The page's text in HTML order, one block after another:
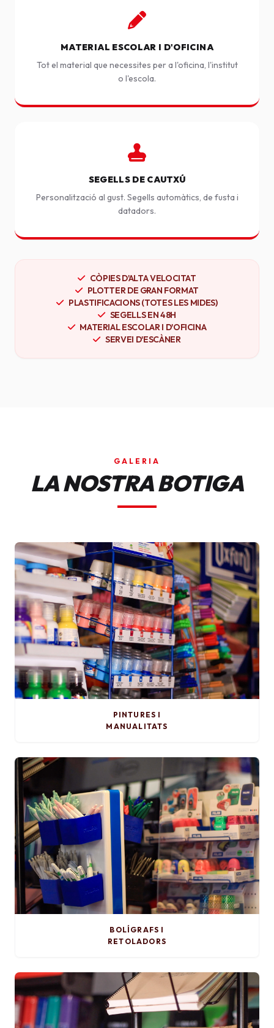
MATERIAL ESCOLAR I D'OFICINA
Tot el material que necessites per a l'oficina, l'institut
o l'escola.
SEGELLS DE CAUTXÚ
Personalització al gust. Segells automàtics, de fusta i
datadors.
CÒPIES D'ALTA VELOCITAT
PLOTTER DE GRAN FORMAT
PLASTIFICACIONS (TOTES LES MIDES)
SEGELLS EN 48H
MATERIAL ESCOLAR I D'OFICINA
SERVEI D'ESCÀNER
GALERIA
LA NOSTRA BOTIGA
PINTURES I
MANUALITATS
BOLÍGRAFS I
RETOLADORS